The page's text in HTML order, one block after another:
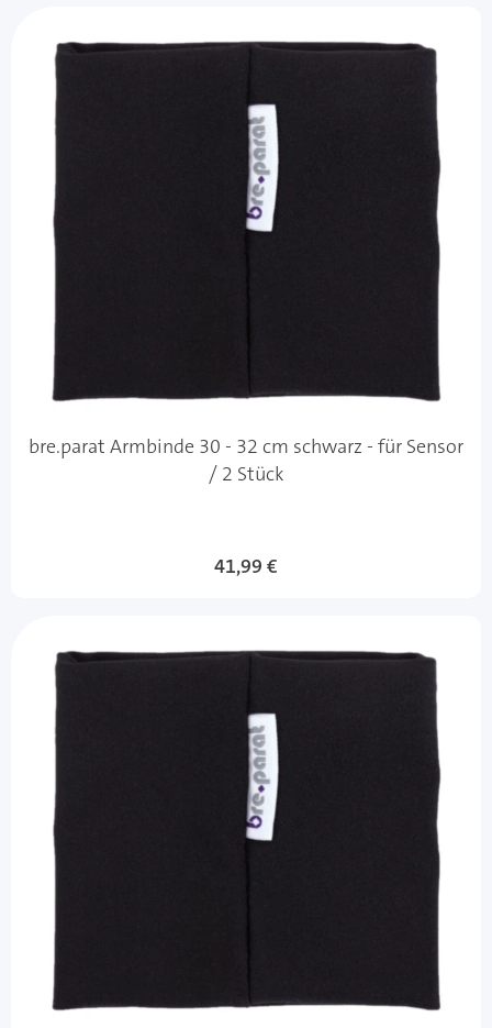
bre.parat Armbinde 30 - 32 cm schwarz - für Sensor
/ 2 Stück
41,99 €